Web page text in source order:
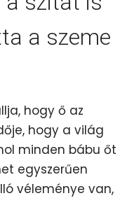
a szeme
hogy ő az
hogy a világ
minden bábu őt
egyszerűen
véleménye van,